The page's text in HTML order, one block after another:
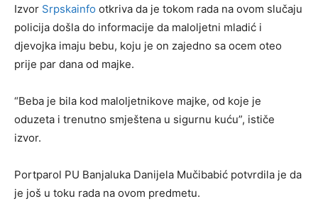
Izvor Srpskainfo otkriva da je tokom rada na ovom slučaju
policija došla do informacije da maloljetni mladić i
djevojka imaju bebu, koju je on zajedno sa ocem oteo
prije par dana od majke.
“Beba je bila kod maloljetnikove majke, od koje je
oduzeta i trenutno smještena u sigurnu kuću”, ističe
izvor.
Portparol PU Banjaluka Danijela Mučibabić potvrdila je da
je još u toku rada na ovom predmetu.